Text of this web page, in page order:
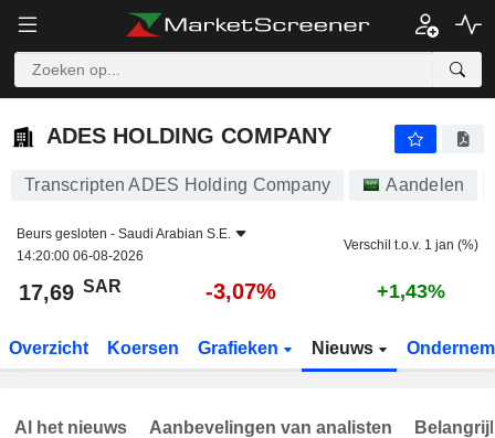
ADES HOLDING COMPANY
ADES HOLDING COMPANY
Transcripten ADES Holding Company Aandelen
Beurs gesloten - Saudi Arabian S.E.
14:20:00 06-08-2026
Verschil t.o.v. 1 jan (%)
17,69 SAR -3,07% +1,43%
Overzicht Koersen Grafieken Nieuws
Al het nieuws Aanbevelingen van analisten